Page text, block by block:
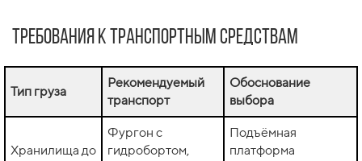
Требования к транспортным средствам
Тип груза
Рекомендуемый
транспорт
Обоснование
выбора
Хранилища до
Фургон с
гидробортом,
Подъёмная
платформа